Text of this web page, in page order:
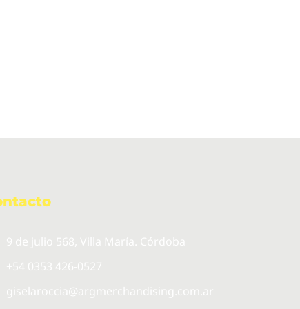
9 de julio 568, Villa María. Córdoba
+54 0353 426-0527
giselaroccia@argmerchandising.com.ar